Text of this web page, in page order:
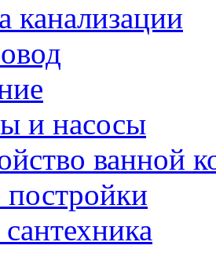
канализации
и насосы
ванной